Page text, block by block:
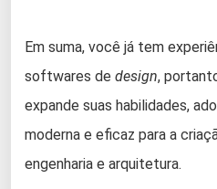
Em suma, você já tem
softwares de design,
expande suas habilidades,
moderna e eficaz para a
engenharia e arquitetura.